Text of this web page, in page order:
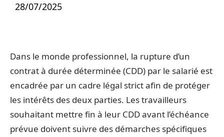
28/07/2025
Dans le monde professionnel, la rupture d’un
contrat à durée déterminée (CDD) par le salarié est
encadrée par un cadre légal strict afin de protéger
les intérêts des deux parties. Les travailleurs
souhaitant mettre fin à leur CDD avant l’échéance
prévue doivent suivre des démarches spécifiques